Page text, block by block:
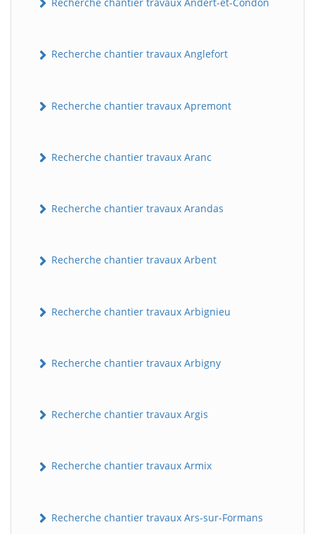
Recherche chantier travaux Anglefort
Recherche chantier travaux Apremont
Recherche chantier travaux Aranc
Recherche chantier travaux Arandas
Recherche chantier travaux Arbent
Recherche chantier travaux Arbignieu
Recherche chantier travaux Arbigny
Recherche chantier travaux Argis
Recherche chantier travaux Armix
Recherche chantier travaux Ars-sur-Formans